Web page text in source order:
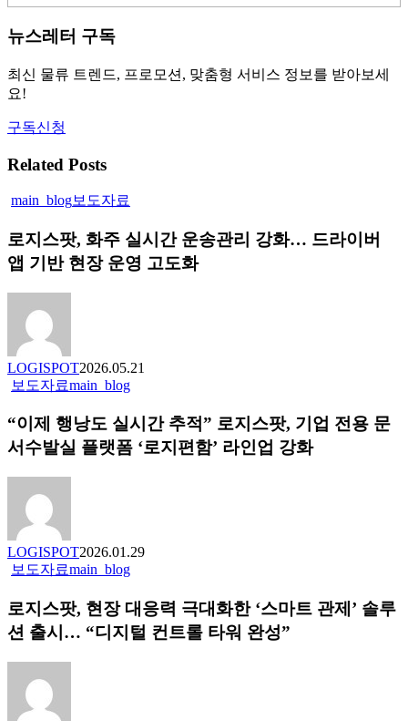
뉴스레터 구독
최신 물류 트렌드, 프로모션, 맞춤형 서비스 정보를 받아보세
요!
구독신청
Related Posts
main_blog보도자료
스
팟,
화
운
송
리
강
버
앱
반
현
장
로지스팟, 화주 실시간 운송관리 강화… 드라이버
앱 기반 현장 운영 고도화
LOGISPOT2026.05.21
보도자료main_blog“이
행
낭
도
적”
로
스
팟,
“이제 행낭도 실시간 추적” 로지스팟, 기업 전용 문
서수발실 플랫폼 ‘로지편함’ 라인업 강화
LOGISPOT2026.01.29
보도자료main_blog로
스
팟, 현
장
로지스팟, 현장 대응력 극대화한 ‘스마트 관제’ 솔루
션 출시… “디지털 컨트롤 타워 완성”